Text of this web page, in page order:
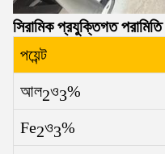
সিরামিক প্রযুক্তিগত পরামিতি
পয়েন্ট
আল2ও3%
Fe2ও3%